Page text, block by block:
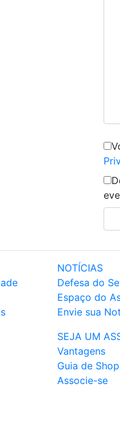
NOTÍCIAS
Defesa do
Espaço do
Envie sua
SEJA UM
Vantagens
Guia de
Associe-se